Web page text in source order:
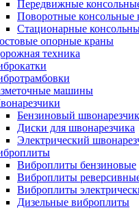
Передвижные
Поворотные консольные
Стационарные
опорные краны
техника
машины
Бензиновый швонарезчик
Диски для швонарезчика
Электрический
Виброплиты бензиновые
Виброплиты
Виброплиты
Дизельные виброплиты